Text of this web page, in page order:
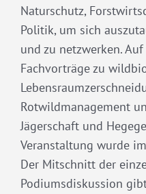
Naturschutz,
Politik, um sich
und zu netzwerken.
Fachvorträge zu
Rotwildmanagement
Jägerschaft und
Veranstaltung wurde
Der Mitschnitt der
Podiumsdiskussion